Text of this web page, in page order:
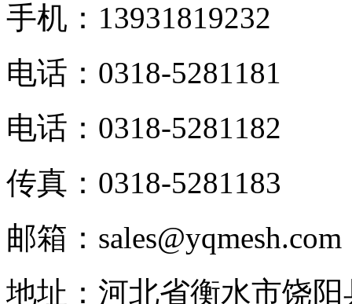
手机：13931819232
电话：0318-5281181
电话：0318-5281182
传真：0318-5281183
邮箱：sales@yqmesh.com
地址：河北省衡水市饶